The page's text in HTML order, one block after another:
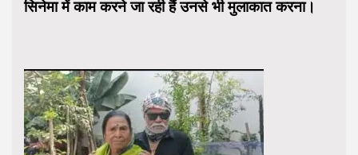
सिनेमा में काम करने जा रही हैं उनसे भी मुलाकात करना।